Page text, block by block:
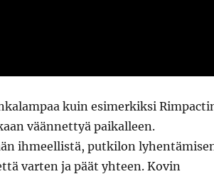
kuin esimerkiksi
väännettyä paikalleen.
ihmeellistä, putkilon
varten ja päät yhteen. Kovin